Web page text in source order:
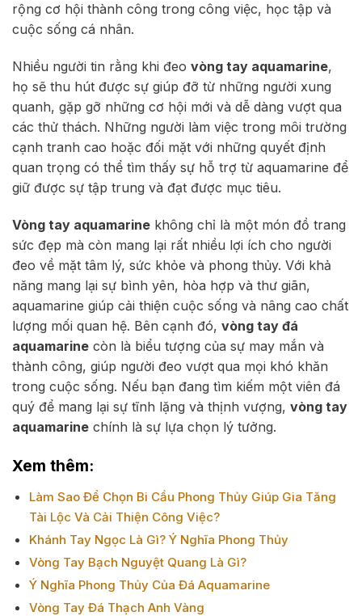
rộng cơ hội thành công trong công việc, học tập và
cuộc sống cá nhân.
Nhiều người tin rằng khi đeo vòng tay aquamarine,
họ sẽ thu hút được sự giúp đỡ từ những người xung
quanh, gặp gỡ những cơ hội mới và dễ dàng vượt qua
các thử thách. Những người làm việc trong môi trường
cạnh tranh cao hoặc đối mặt với những quyết định
quan trọng có thể tìm thấy sự hỗ trợ từ aquamarine để
giữ được sự tập trung và đạt được mục tiêu.
Vòng tay aquamarine không chỉ là một món đồ trang
sức đẹp mà còn mang lại rất nhiều lợi ích cho người
đeo về mặt tâm lý, sức khỏe và phong thủy. Với khả
năng mang lại sự bình yên, hòa hợp và thư giãn,
aquamarine giúp cải thiện cuộc sống và nâng cao chất
lượng mối quan hệ. Bên cạnh đó, vòng tay đá
aquamarine còn là biểu tượng của sự may mắn và
thành công, giúp người đeo vượt qua mọi khó khăn
trong cuộc sống. Nếu bạn đang tìm kiếm một viên đá
quý để mang lại sự tĩnh lặng và thịnh vượng, vòng tay
aquamarine chính là sự lựa chọn lý tưởng.
Xem thêm:
Làm Sao Để Chọn Bi Cầu Phong Thủy Giúp Gia Tăng
Tài Lộc Và Cải Thiện Công Việc?
Khánh Tay Ngọc Là Gì? Ý Nghĩa Phong Thủy
Vòng Tay Bạch Nguyệt Quang Là Gì?
Ý Nghĩa Phong Thủy Của Đá Aquamarine
Vòng Tay Đá Thạch Anh Vàng